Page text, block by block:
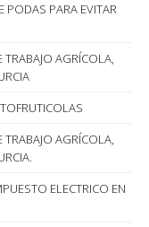
PODAS PARA EVITAR
AGRÍCOLA,
AGRÍCOLA,
ELECTRICO EN